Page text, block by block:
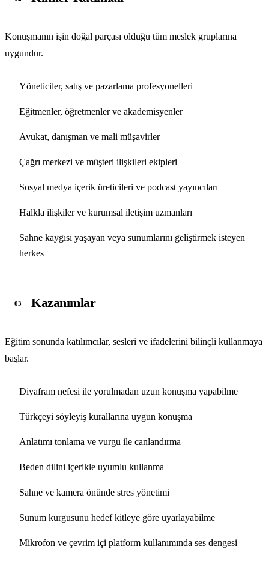
Konuşmanın işin doğal parçası olduğu tüm meslek gruplarına
uygundur.
Yöneticiler, satış ve pazarlama profesyonelleri
Eğitmenler, öğretmenler ve akademisyenler
Avukat, danışman ve mali müşavirler
Çağrı merkezi ve müşteri ilişkileri ekipleri
Sosyal medya içerik üreticileri ve podcast yayıncıları
Halkla ilişkiler ve kurumsal iletişim uzmanları
Sahne kaygısı yaşayan veya sunumlarını geliştirmek isteyen
herkes
03 Kazanımlar
Eğitim sonunda katılımcılar, sesleri ve ifadelerini bilinçli kullanmaya
başlar.
Diyafram nefesi ile yorulmadan uzun konuşma yapabilme
Türkçeyi söyleyiş kurallarına uygun konuşma
Anlatımı tonlama ve vurgu ile canlandırma
Beden dilini içerikle uyumlu kullanma
Sahne ve kamera önünde stres yönetimi
Sunum kurgusunu hedef kitleye göre uyarlayabilme
Mikrofon ve çevrim içi platform kullanımında ses dengesi